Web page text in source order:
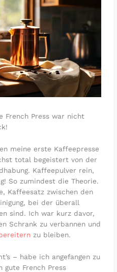
French Press war nicht
meine erste Kaffeepresse
total begeistert von der
Kaffeepulver rein,
So zumindest die Theorie.
Kaffeesatz zwischen den
bei der überall
sind. Ich war kurz davor,
Schrank zu verbannen und
zu bleiben.
– habe ich angefangen zu
gute French Press